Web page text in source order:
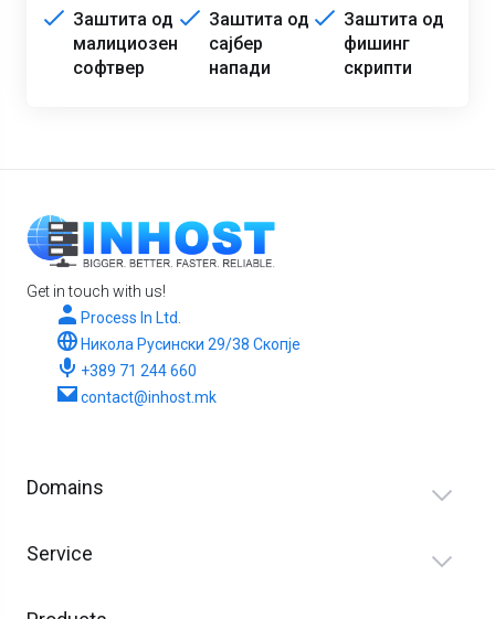
Заштита од
малициозен
софтвер
Заштита од
сајбер
напади
Заштита од
фишинг
скрипти
Get in touch with us!
Process In Ltd.
Никола Русински 29/38 Скопје
+389 71 244 660
contact@inhost.mk
Domains
Service